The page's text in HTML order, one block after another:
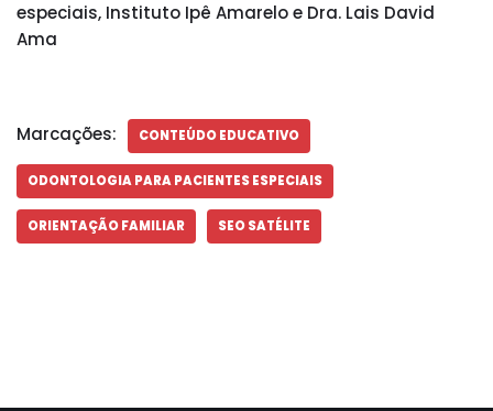
especiais, Instituto Ipê Amarelo e Dra. Lais David
Ama
Marcações: CONTEÚDO EDUCATIVO
ODONTOLOGIA PARA PACIENTES ESPECIAIS
ORIENTAÇÃO FAMILIAR SEO SATÉLITE